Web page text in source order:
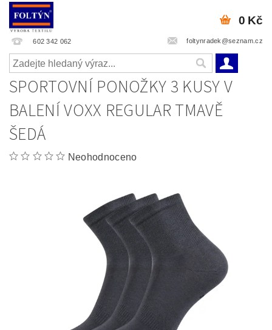
602 342 062 foltynradek@seznam.cz
0 Kč
SPORTOVNÍ PONOŽKY 3 KUSY V
BALENÍ VOXX REGULAR TMAVĚ
ŠEDÁ
Neohodnoceno